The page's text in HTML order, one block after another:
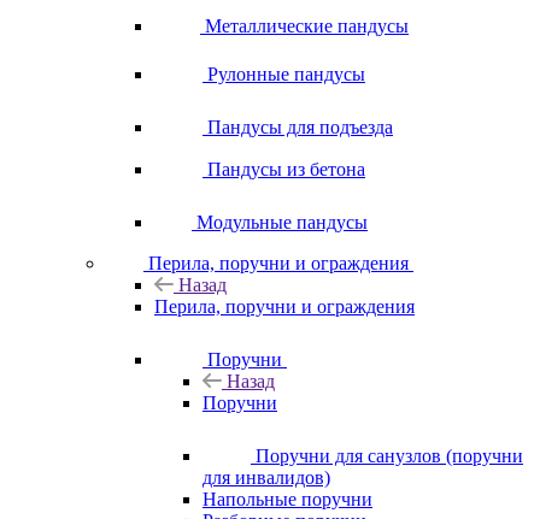
Металлические пандусы
Рулонные пандусы
Пандусы для подъезда
Пандусы из бетона
Модульные пандусы
Перила, поручни и ограждения
Назад
Перила, поручни и ограждения
Поручни
Назад
Поручни
Поручни для санузлов (поручни
для инвалидов)
Напольные поручни